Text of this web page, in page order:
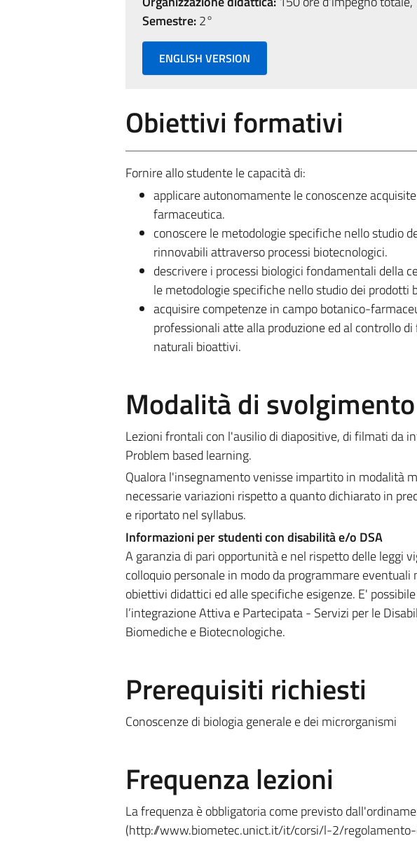
Semestre:2°
ENGLISH VERSION
Obiettivi formativi
Fornire allo studente le capacità di:
applicare autonomamente le conoscenze
farmaceutica.
conoscere le metodologie specifiche nello studio
rinnovabili attraverso processi biotecnologici.
descrivere i processi biologici fondamentali della
le metodologie specifiche nello studio dei prodotti
acquisire competenze in campo botanico-
professionali atte alla produzione ed al controllo
naturali bioattivi.
Modalità di
Lezioni frontali con l'ausilio di diapositive, di filmati da
Problem based learning.
Qualora l'insegnamento venisse impartito in modalità
necessarie variazioni rispetto a quanto dichiarato in
e riportato nel syllabus.
Informazioni per studenti con disabilità e/o DSA
A garanzia di pari opportunità e nel rispetto delle leggi
colloquio personale in modo da programmare
obiettivi didattici ed alle specifiche esigenze. E'
l’integrazione Attiva e Partecipata - Servizi per le
Biomediche e Biotecnologiche.
Prerequisiti richiesti
Conoscenze di biologia generale e dei microrganismi
Frequenza lezioni
La frequenza è obbligatoria come previsto
(http://www.biometec.unict.it/it/corsi/l-2/